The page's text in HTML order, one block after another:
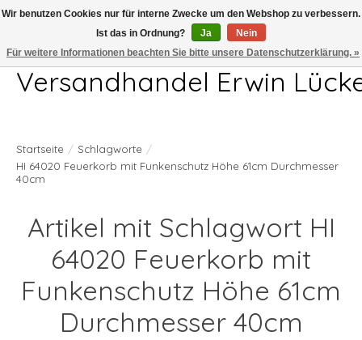
Telefon 04407 715872 MO-DO 7.00-17.00Uhr FR 7.00-13.00Uhr
Versandhandel Erwin
Startseite / Schlagworte /
HI 64020 Feuerkorb mit Funkenschutz Höhe 61cm Durchmesser
40cm
Artikel mit Schlagwort HI
64020 Feuerkorb mit
Funkenschutz Höhe 61cm
Durchmesser 40cm
Wir benutzen Cookies nur für interne Zwecke um den Webshop zu verbessern.
Ist das in Ordnung?
Ja
Nein
Für weitere Informationen beachten Sie bitte unsere Datenschutzerklärung. »